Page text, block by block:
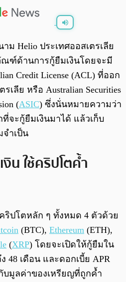
ม Helio ประเทศออสเตรเลีย
ณฑ์ด้านการกู้ยืมเงินโดยจะมี
Credit License (ACL) ที่ออก
เลีย หรือ Australian Securities
(ASIC) ซึ่งนั่นหมายความว่า
จะกู้ยืมเงินมาได้ แล้วเก็บ
ำเป็น
น ใช้คริปโตค้ำ
ริปโตหลัก ๆ ทั้งหมด 4 ตัวด้วย
(BTC), Ethereum (ETH),
(XRP) โดยจะเปิดให้กู้ยืมใน
48 เดือน และดอกเบี้ย APR
บมูลค่าของเหรียญที่ถูกค้ำ